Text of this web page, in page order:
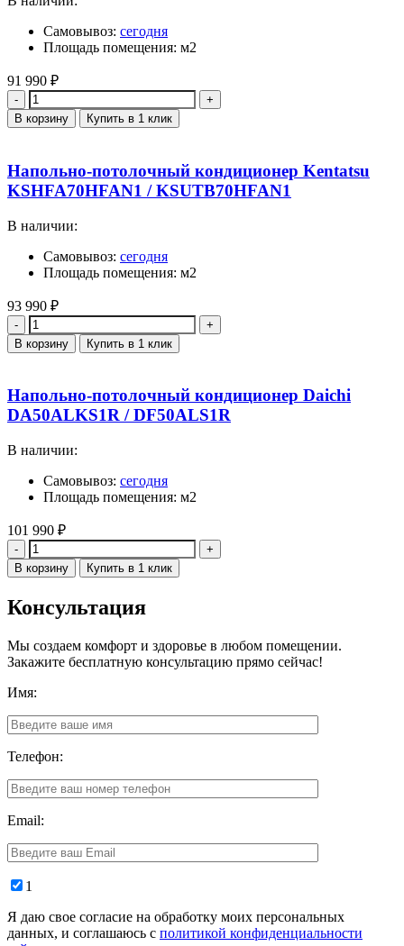
Самовывоз: сегодня
Площадь помещения: м2
91 990 ₽
Количество
В корзину Купить в 1 клик
Напольно-потолочный кондиционер Kentatsu
KSHFA70HFAN1 / KSUTB70HFAN1
В наличии:
Самовывоз: сегодня
Площадь помещения: м2
93 990 ₽
Количество
В корзину Купить в 1 клик
Напольно-потолочный кондиционер Daichi
DA50ALKS1R / DF50ALS1R
В наличии:
Самовывоз: сегодня
Площадь помещения: м2
101 990 ₽
Количество
В корзину Купить в 1 клик
Консультация
Мы создаем комфорт и здоровье в любом помещении.
Закажите бесплатную консультацию прямо сейчас!
Имя:
Телефон:
Email:
1
Я даю свое согласие на обработку моих персональных
данных, и соглашаюсь с политикой конфиденциальности